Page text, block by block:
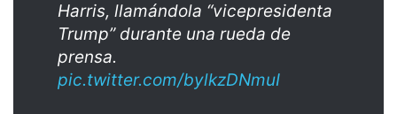
Harris, llamándola “vicepresidenta
Trump” durante una rueda de
prensa.
pic.twitter.com/bylkzDNmuI